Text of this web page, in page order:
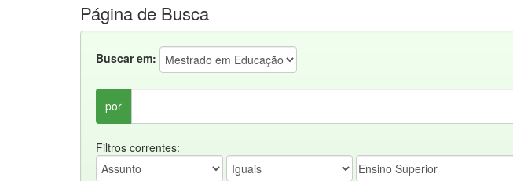
Página de Busca
Buscar em:
por
Filtros correntes: